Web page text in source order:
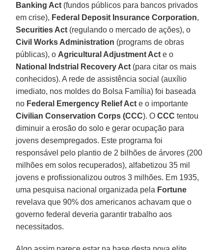
Banking Act (fundos públicos para bancos privados
em crise), Federal Deposit Insurance Corporation,
Securities Act (regulando o mercado de ações), o
Civil Works Administration (programs de obras
públicas), o Agricultural Adjustment Act e o
National Indstrial Recovery Act (para citar os mais
conhecidos). A rede de assistência social (auxílio
imediato, nos moldes do Bolsa Família) foi baseada
no Federal Emergency Relief Act e o importante
Civilian Conservation Corps (CCC). OCCC tentou
diminuir a erosão do solo e gerar ocupação para
jovens desempregados. Este programa foi
responsável pelo plantio de 2 bilhões de árvores (200
milhões em solos recuperados), alfabetizou 35 mil
jovens e profissionalizou outros 3 milhões. Em 1935,
uma pesquisa nacional organizada pela Fortune
revelava que 90% dos americanos achavam que o
governo federal deveria garantir trabalho aos
necessitados.